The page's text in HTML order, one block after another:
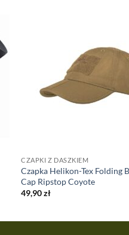
CZAPKI Z DASZKIEM
Czapka Helikon-Tex Folding
Cap Ripstop Coyote
49,90zł